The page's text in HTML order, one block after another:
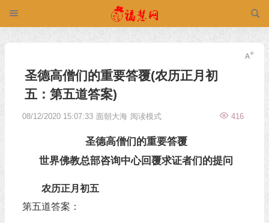
圣德高僧们的重要答覆(农历正月初
五：第五道答案)
08/12/2020 15:07:33 面朝大海 416
阅读模式
圣德高僧们的重要答覆
世界佛教总部咨询中心回覆求证者们的提问
农历正月初五
第五道答案：